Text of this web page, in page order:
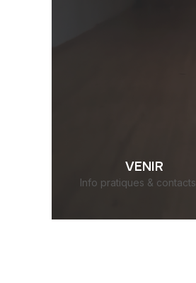
VENIR
Info pratiques & contacts